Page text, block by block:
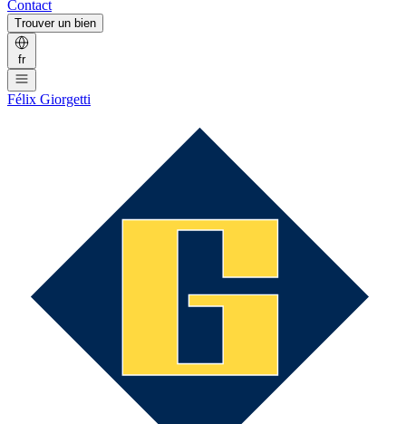
Contact
Trouver un bien
fr
Félix Giorgetti